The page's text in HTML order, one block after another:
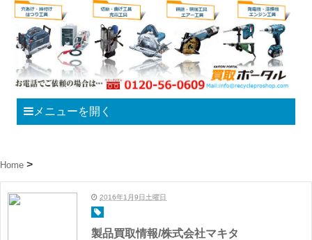
メニューを開く
Home
2016年1月9日土曜日
製品買取情報/株式会社マキタ